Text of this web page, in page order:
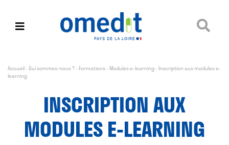
Accueil-Qui sommes-nous ?- Formations- Modules e-learning- Inscription aux modules e-
learning
INSCRIPTION AUX
MODULES E-LEARNING